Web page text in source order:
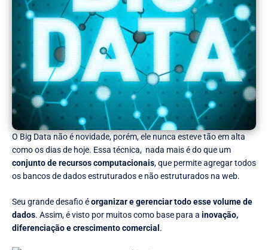
O Big Data não é novidade, porém, ele nunca esteve tão em alta
como os dias de hoje. Essa técnica, nada mais é do que um
conjunto de recursos computacionais, que permite agregar todos
os bancos de dados estruturados e não estruturados na web.
Seu grande desafio éorganizar e gerenciar todo esse volume de
dados. Assim, é visto por muitos como base para a inovação,
diferenciação e crescimento comercial .